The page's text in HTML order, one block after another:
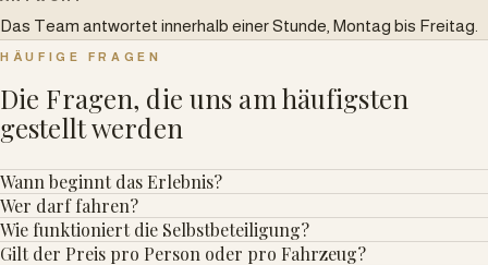
Das Team antwortet innerhalb einer Stunde, Montag bis Freitag.
HÄUFIGE FRAGEN
Die Fragen, die uns am häufigsten
gestellt werden
Wann beginnt das Erlebnis?
Wer darf fahren?
Wie funktioniert die Selbstbeteiligung?
Gilt der Preis pro Person oder pro Fahrzeug?